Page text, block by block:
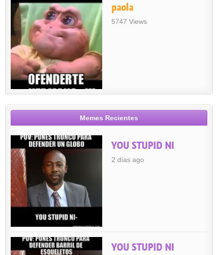
paola
5747 Views
Memes Recientes
YOU STUPID NI
2 días ago
YOU STUPID NI